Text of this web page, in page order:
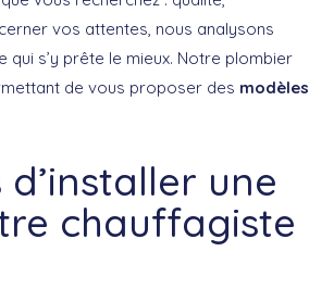
vos attentes, nous analysons
s’y prête le mieux. Notre plombier
de vous proposer des modèles
une
chauffagiste